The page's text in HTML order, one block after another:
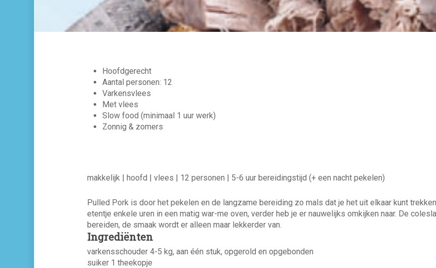
Hoofdgerecht
Aantal personen: 12
Varkensvlees
Met vlees
Slow food (minimaal 1 uur werk)
Zonnig & zomers
makkelijk | hoofd | vlees | 12 personen | 5-6 uur bereidingstijd (+ een nacht pekelen)
Pulled Pork is door het pekelen en de langzame bereiding zo mals dat je het uit elkaar kunt
etentje enkele uren in een matig war-me oven, verder heb je er nauwelijks omkijken naar. De
bereiden, de smaak wordt er alleen maar lekkerder van.
Ingrediënten
varkensschouder 4-5 kg, aan één stuk, opgerold en opgebonden
suiker 1 theekopje